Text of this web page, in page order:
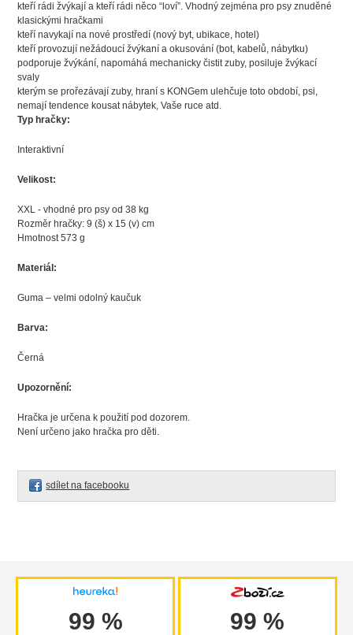
kteří rádi žvýkají a kteří rádi něco “loví”. Vhodný zejména pro psy znuděné
klasickými hračkami
kteří navykají na nové prostředí (nový byt, ubikace, hotel)
kteří provozují nežádoucí žvýkaní a okusování (bot, kabelů, nábytku)
podporuje žvýkání, napomáhá mechanicky čistit zuby, posiluje žvýkací
svaly
kterým se prořezávají zuby, hraní s KONGem ulehčuje toto období, psi,
nemají tendence kousat nábytek, Vaše ruce atd.
Typ hračky:
Interaktivní
Velikost:
XXL - vhodné pro psy od 38 kg
Rozměr hračky: 9 (š) x 15 (v) cm
Hmotnost 573 g
Materiál:
Guma – velmi odolný kaučuk
Barva:
Černá
Upozornění:
Hračka je určena k použití pod dozorem.
Není určeno jako hračka pro děti.
sdílet na facebooku
99 % 99 %